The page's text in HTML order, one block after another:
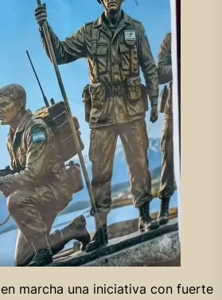
marcha una iniciativa con fuerte